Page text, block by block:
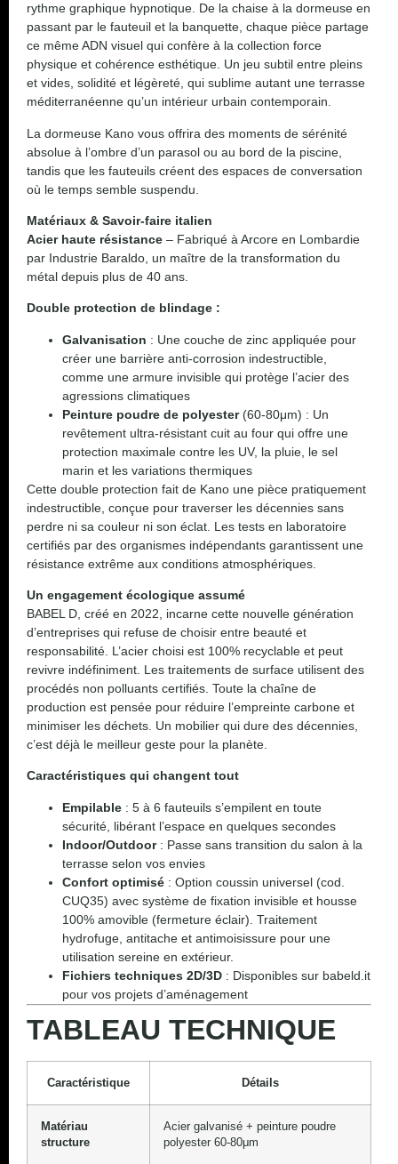
rythme graphique hypnotique. De la chaise à la dormeuse en
passant par le fauteuil et la banquette, chaque pièce partage
ce même ADN visuel qui confère à la collection force
physique et cohérence esthétique. Un jeu subtil entre pleins
et vides, solidité et légèreté, qui sublime autant une terrasse
méditerranéenne qu’un intérieur urbain contemporain.
La dormeuse Kano vous offrira des moments de sérénité
absolue à l’ombre d’un parasol ou au bord de la piscine,
tandis que les fauteuils créent des espaces de conversation
où le temps semble suspendu.
Matériaux & Savoir-faire italien
Acier haute résistance – Fabriqué à Arcore en Lombardie
par Industrie Baraldo, un maître de la transformation du
métal depuis plus de 40 ans.
Double protection de blindage :
Galvanisation : Une couche de zinc appliquée pour
créer une barrière anti-corrosion indestructible,
comme une armure invisible qui protège l’acier des
agressions climatiques
Peinture poudre de polyester(60-80μm) : Un
revêtement ultra-résistant cuit au four qui offre une
protection maximale contre les UV, la pluie, le sel
marin et les variations thermiques
Cette double protection fait de Kano une pièce pratiquement
indestructible, conçue pour traverser les décennies sans
perdre ni sa couleur ni son éclat. Les tests en laboratoire
certifiés par des organismes indépendants garantissent une
résistance extrême aux conditions atmosphériques.
Un engagement écologique assumé
BABEL D, créé en 2022, incarne cette nouvelle génération
d’entreprises qui refuse de choisir entre beauté et
responsabilité. L’acier choisi est 100% recyclable et peut
revivre indéfiniment. Les traitements de surface utilisent des
procédés non polluants certifiés. Toute la chaîne de
production est pensée pour réduire l’empreinte carbone et
minimiser les déchets. Un mobilier qui dure des décennies,
c’est déjà le meilleur geste pour la planète.
Caractéristiques qui changent tout
Empilable : 5 à 6 fauteuils s’empilent en toute
sécurité, libérant l’espace en quelques secondes
Indoor/Outdoor: Passe sans transition du salon à la
terrasse selon vos envies
Confort optimisé : Option coussin universel (cod.
CUQ35) avec système de fixation invisible et housse
100% amovible (fermeture éclair). Traitement
hydrofuge, antitache et antimoisissure pour une
utilisation sereine en extérieur.
Fichiers techniques 2D/3D : Disponibles sur babeld.it
pour vos projets d’aménagement
TABLEAU TECHNIQUE
Caractéristique Détails
Matériau
structure
Acier galvanisé + peinture poudre
polyester 60-80μm